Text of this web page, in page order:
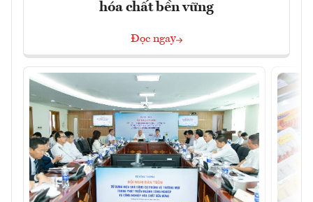
hóa chất bền vững
Đọc ngay